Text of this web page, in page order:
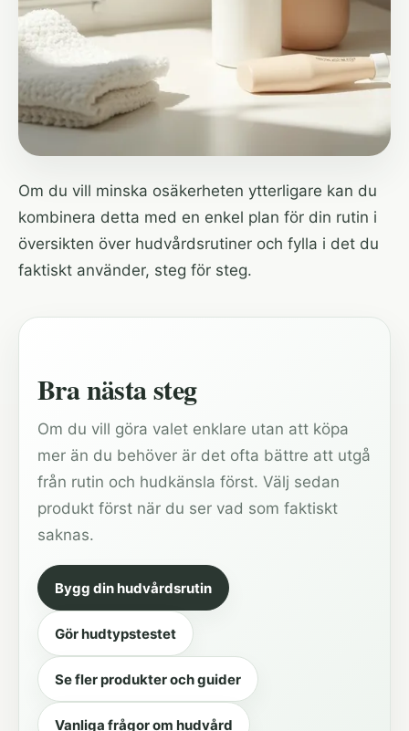
Om du vill minska osäkerheten ytterligare kan du
kombinera detta med en enkel plan för din rutin i
översikten över hudvårdsrutiner och fylla i det du
faktiskt använder, steg för steg.
Bra nästa steg
Om du vill göra valet enklare utan att köpa
mer än du behöver är det ofta bättre att utgå
från rutin och hudkänsla först. Välj sedan
produkt först när du ser vad som faktiskt
saknas.
Bygg din hudvårdsrutin
Gör hudtypstestet
Se fler produkter och guider
Vanliga frågor om hudvård